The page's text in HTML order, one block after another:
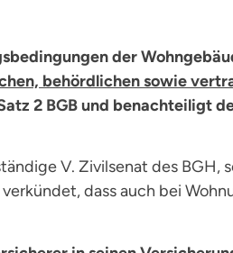
der
behördlichen sowie
2 BGB und benachteiligt
V. Zivilsenat des BGH,
dass auch bei